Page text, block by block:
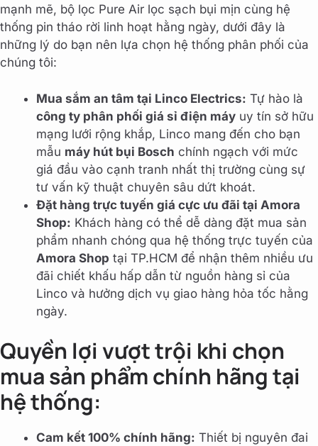
mạnh mẽ, bộ lọc Pure Air lọc sạch bụi mịn cùng hệ
thống pin tháo rời linh hoạt hằng ngày, dưới đây là
những lý do bạn nên lựa chọn hệ thống phân phối của
chúng tôi:
Mua sắm an tâm tại Linco Electrics: Tự hào là
công ty phân phối giá sỉ điện máy uy tín sở hữu
mạng lưới rộng khắp, Linco mang đến cho bạn
mẫu máy hút bụi Bosch chính ngạch với mức
giá đầu vào cạnh tranh nhất thị trường cùng sự
tư vấn kỹ thuật chuyên sâu dứt khoát.
Đặt hàng trực tuyến giá cực ưu đãi tại Amora
Shop: Khách hàng có thể dễ dàng đặt mua sản
phẩm nhanh chóng qua hệ thống trực tuyến của
Amora Shop tại TP.HCM để nhận thêm nhiều ưu
đãi chiết khấu hấp dẫn từ nguồn hàng sỉ của
Linco và hưởng dịch vụ giao hàng hỏa tốc hằng
ngày.
Quyền lợi vượt trội khi chọn
mua sản phẩm chính hãng tại
hệ thống:
Cam kết 100% chính hãng: Thiết bị nguyên đai